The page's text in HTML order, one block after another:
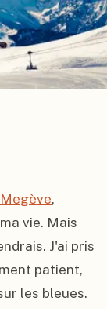
Megève,
vie. Mais
J'ai pris
patient,
les bleues.